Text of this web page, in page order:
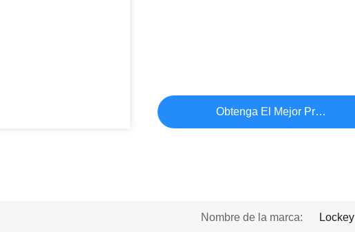
Obtenga El Mejor Precio
Nombre de la marca: Lockey